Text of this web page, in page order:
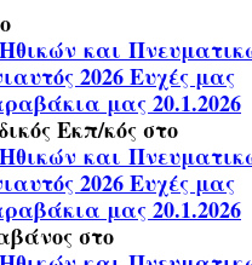
και
2026 Ευχές μας
μας 20.1.2026
Εκπ/κόςστο
και
2026 Ευχές μας
μας 20.1.2026
στο